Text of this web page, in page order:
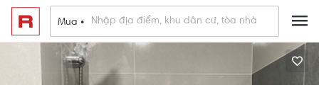
Mua •